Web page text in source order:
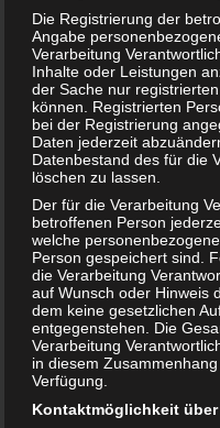
Curry in der
Sushi in der
Die Registrierung der
Angabe
Verarbeitung
Inhalte oder Leistungen
der Sache nur
können. Registrierten
bei der Registrierung
Daten jederzeit
Datenbestand des für die
löschen zu lassen.
Der für die Verarbeitung
betroffenen Person
welche
Person gespeichert sind.
die Verarbeitung
auf Wunsch oder Hinweis
dem keine gesetzlichen
entgegenstehen. Die
Verarbeitung
in diesem
Verfügung.
Kontaktmöglichkeit